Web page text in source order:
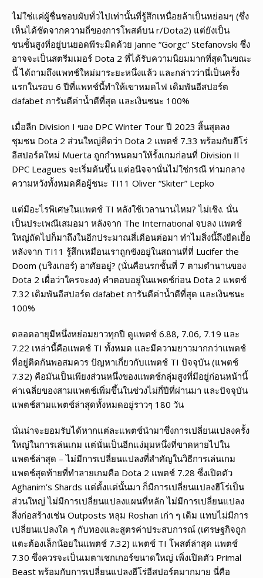
ไม่ใช่แค่ผู้ชื่นชอบผับทั่วไปเท่านั้นที่รู้สึกเหนื่อยล้าเป็นหย่อมๆ (ซึ่ง
เห็นได้ชัดจากความถี่ของการโพสต์บน r/Dota2) แต่ยังเป็น
ชนชั้นสูงที่อยู่บนยอดพีระมิดด้วย Janne “Gorgc” Stefanovski ซึ่ง
อาจจะเป็นสตรีมเมอร์ Dota 2 ที่ได้รับความนิยมมากที่สุดในขณะ
นี้ ได้ถามถึงแพทช์ใหม่มาระยะหนึ่งแล้ว และกล่าวว่านี่เป็นครั้ง
แรกในรอบ 6 ปีที่แพทช์นี้ทำให้เขาหมดไฟ เดิมพันอีสปอร์ต
dafabet การันตีค่าน้ำดีที่สุด และเงินชนะ 100%
เมื่อลีก Division I ของ DPC Winter Tour ปี 2023 สิ้นสุดลง
ชุมชน Dota 2 ส่วนใหญ่คิดว่า Dota 2 แพตช์ 7.33 พร้อมกับฮีโร่
อีสปอร์ตใหม่ Muerta ถูกกำหนดมาให้รั้งเกมก่อนที่ Division II
DPC Leagues จะเริ่มต้นขึ้น แต่อนิจจานั่นไม่ใช่กรณี ท่ามกลาง
ความหวังทั้งหมดคือผู้ชนะ TI11 Oliver “Skiter” Lepko
แต่มีอะไรพิเศษในแพตช์ TI หลังใช้เวลานานไหม? ไม่เชิง. นั่น
เป็นประเพณีเสมอมา หลังจาก The International จบลง แพตช์
ใหญ่ถัดไปก็มาถึงในอีกประมาณสี่เดือนต่อมา ทำไมสิ่งนี้ถึงยืดเยื้อ
หลังจาก TI11 รู้สึกเหมือนเราถูกขังอยู่ในสถานที่ที่ Lucifer the
Doom (บริงเกอร์) อาศัยอยู่? (นั่นคือนรกชั้นที่ 7 ตามตำนานของ
Dota 2 เผื่อว่าใครจะงง) คำตอบอยู่ในแพตช์ก่อน Dota 2 แพตช์
7.32 เดิมพันอีสปอร์ต dafabet การันตีค่าน้ำดีที่สุด และเงินชนะ
100%
ตลอดอายุมีหนึ่งหย่อมยาวทุกปี ดูแพตช์ 6.88, 7.06, 7.19 และ
7.22 เหล่านี้คือแพตช์ TI ทั้งหมด และมีความยาวมากกว่าแพตช์
ที่อยู่ติดกันพอสมควร ปัญหาเกี่ยวกับแพตช์ TI ปัจจุบัน (แพตช์
7.32) คือมันเป็นเพียงส่วนหนึ่งของแพตช์กลุ่มสูงที่มีอยู่ก่อนหน้านี้
ค่าเฉลี่ยของสามแพตช์เพิ่มขึ้นในช่วงไม่กี่ปีที่ผ่านมา และปัจจุบัน
แพตช์สามแพตช์ล่าสุดทั้งหมดอยู่ราวๆ 180 วัน
นั่นน่าจะยอมรับได้หากแต่ละแพตช์นำมาซึ่งการเปลี่ยนแปลงครั้ง
ใหญ่ในการเล่นเกม แต่นั่นเป็นอีกแง่มุมหนึ่งที่ขาดหายไปใน
แพตช์ล่าสุด – ไม่มีการเปลี่ยนแปลงที่สำคัญในวิธีการเล่นเกม
แพตช์สุดท้ายที่ทำลายเกมคือ Dota 2 แพตช์ 7.28 ซึ่งเปิดตัว
Aghanim’s Shards แต่ตั้งแต่นั้นมา ก็มีการเปลี่ยนแปลงฮีโร่เป็น
ส่วนใหญ่ ไม่มีการเปลี่ยนแปลงแผนที่หลัก ไม่มีการเปลี่ยนแปลง
สิ่งก่อสร้างเช่น Outposts หลุม Roshan เก่า ๆ เดิม แทบไม่มีการ
เปลี่ยนแปลงใด ๆ กับทองและสูตรค่าประสบการณ์ (เศรษฐกิจถูก
แตะต้องเล็กน้อยในแพตช์ 7.32) แพตช์ TI โพสต์ล่าสุด แพตช์
7.30 ซึ่งควรจะเป็นเมตาเชกเกอร์ขนาดใหญ่ เพิ่งเปิดตัว Primal
Beast พร้อมกับการเปลี่ยนแปลงฮีโร่อีสปอร์ตมากมาย นี่คือ